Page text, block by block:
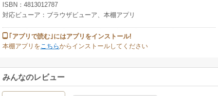
ISBN：4813012787
対応ビューア：ブラウザビューア、本棚アプリ
｢アプリで読む｣にはアプリをインストール!
本棚アプリを こちらからインストールしてください
みんなのレビュー